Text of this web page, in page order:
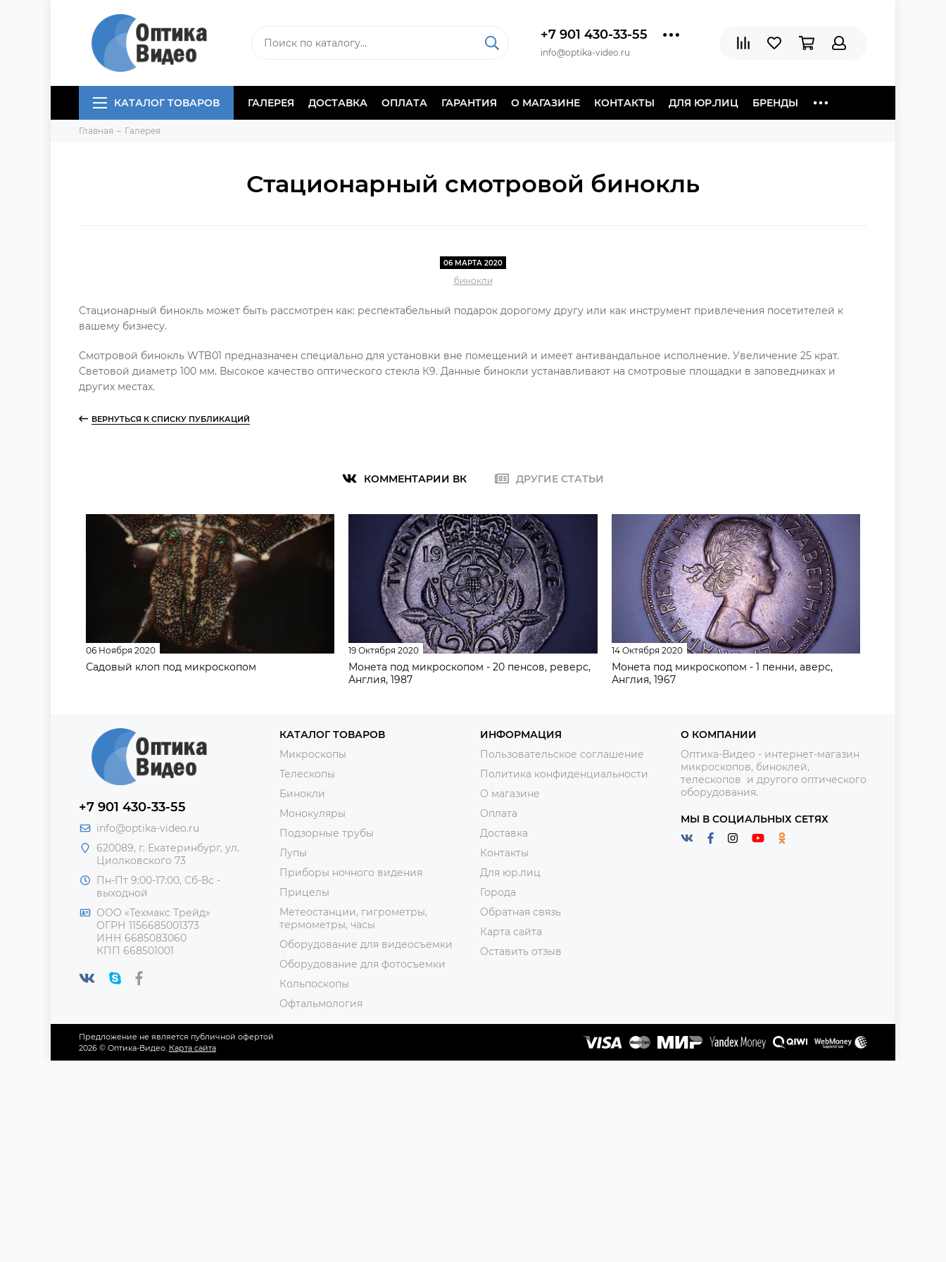
+7 901 430-33-55
info@optika-video.ru
КАТАЛОГ ТОВАРОВ ГАЛЕРЕЯ ДОСТАВКА ОПЛАТА ГАРАНТИЯ О МАГАЗИНЕ КОНТАКТЫ ДЛЯ ЮР.ЛИЦ БРЕНДЫ
Главная Галерея
Стационарный смотровой бинокль
06 МАРТА 2020
бинокли
Стационарный бинокль может быть рассмотрен как: респектабельный подарок дорогому другу или как инструмент привлечения посетителей к
вашему бизнесу.
Смотровой бинокль WTB01 предназначен специально для установки вне помещений и имеет антивандальное исполнение. Увеличение 25 крат.
Световой диаметр 100 мм. Высокое качество оптического стекла К9. Данные бинокли устанавливают на смотровые площадки в заповедниках и
других местах.
ВЕРНУТЬСЯ К СПИСКУ ПУБЛИКАЦИЙ
КОММЕНТАРИИ ВК ДРУГИЕ СТАТЬИ
06 Ноября 2020
Садовый клоп под микроскопом
19 Октября 2020
Монета под микроскопом - 20 пенсов, реверс,
Англия, 1987
14 Октября 2020
Монета под микроскопом - 1 пенни, аверс,
Англия, 1967
+7 901 430-33-55
info@optika-video.ru
620089, г. Екатеринбург, ул.
Циолковского 73
Пн-Пт 9:00-17:00, Сб-Вс -
выходной
ООО «Техмакс Трейд»
ОГРН 1156685001373
ИНН 6685083060
КПП 668501001
КАТАЛОГ ТОВАРОВ
Микроскопы
Телескопы
Бинокли
Монокуляры
Подзорные трубы
Лупы
Приборы ночного видения
Прицелы
Метеостанции, гигрометры,
термометры, часы
Оборудование для видеосъемки
Оборудование для фотосъемки
Кольпоскопы
Офтальмология
ИНФОРМАЦИЯ
Пользовательское соглашение
Политика конфиденциальности
О магазине
Оплата
Доставка
Контакты
Для юр.лиц
Города
Обратная связь
Карта сайта
Оставить отзыв
О КОМПАНИИ
Оптика-Видео - интернет-магазин
микроскопов, биноклей,
телескопов и другого оптического
оборудования.
МЫ В СОЦИАЛЬНЫХ СЕТЯХ
Предложение не является публичной офертой
2026 © Оптика-Видео. Карта сайта